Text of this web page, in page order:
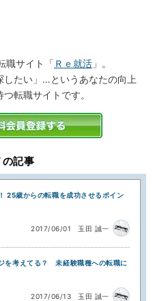
職サイト「 Ｒｅ就活 」。
したい」…というあなたの向上
転職サイトです。
記事
25歳からの転職を成功させるポイン
2017/06/01 玉田 誠一
を考えてる？ 未経験職種への転職に
2017/06/13 玉田 誠一